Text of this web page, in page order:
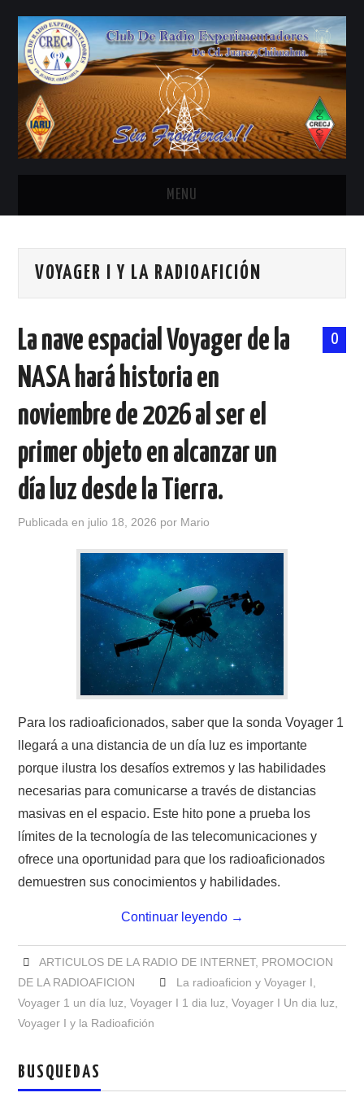
MENU
ANTENAS Y ACCESORIOS
BANDA CIVIL
CONTACTO
HISTORIA DE LA RADIO
IMÁGENES CRECJ
LA PULGA MERCANTE
LITERATURA DE LA RADIO
MIEMBROS ORIGINALES
MODOS DIGITALES
MORSE CW APRENDE Y MAS
PATROCINADORES
PLAN DE BANDAS DE
RADIOAFICIONADOS EN MEXICO
SALÓN DE LA FAMA DEL CRECJ
SOLICITUD DE INGRESO
SOTA Y POTA
VOYAGER I Y LA RADIOAFICIÓN
0
La nave espacial Voyager de la
NASA hará historia en
noviembre de 2026 al ser el
primer objeto en alcanzar un
día luz desde la Tierra.
Publicada en julio 18, 2026 por Mario
Para los radioaficionados, saber que la sonda Voyager 1
llegará a una distancia de un día luz es importante
porque ilustra los desafíos extremos y las habilidades
necesarias para comunicarse a través de distancias
masivas en el espacio. Este hito pone a prueba los
límites de la tecnología de las telecomunicaciones y
ofrece una oportunidad para que los radioaficionados
demuestren sus conocimientos y habilidades.
Continuar leyendo →
ARTICULOS DE LA RADIO DE INTERNET, PROMOCION
DE LA RADIOAFICION
La radioaficion y Voyager I,
Voyager 1 un día luz,Voyager I 1 dia luz,Voyager I Un dia luz,
Voyager I y la Radioafición
BUSQUEDAS